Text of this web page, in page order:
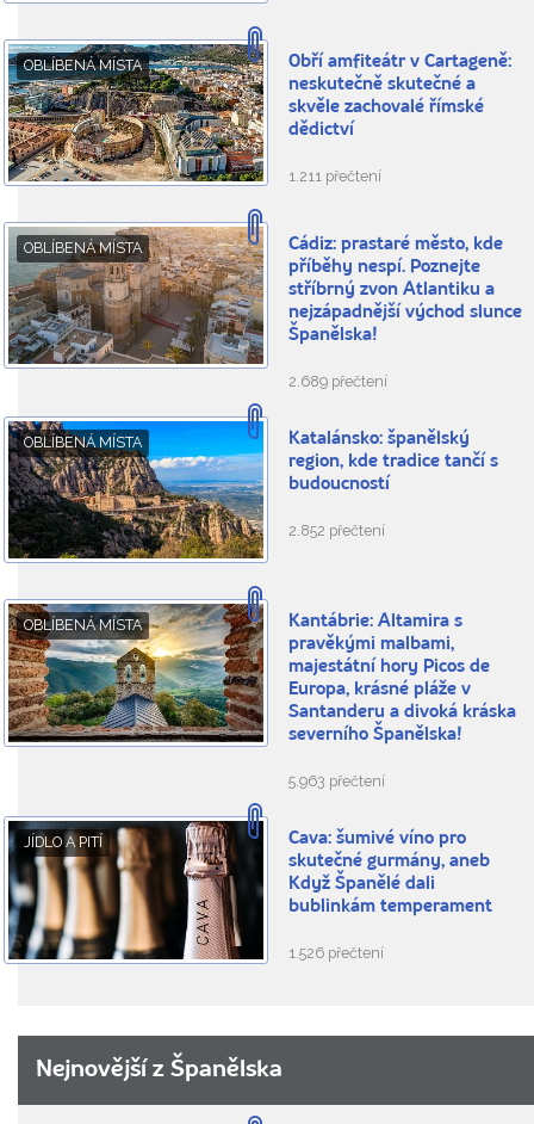
OBLÍBENÁ MÍSTA
Obří amfiteátr v Cartageně:
neskutečně skutečné a
skvěle zachovalé římské
dědictví
1.211 přečtení
OBLÍBENÁ MÍSTA
Cádiz: prastaré město, kde
příběhy nespí. Poznejte
stříbrný zvon Atlantiku a
nejzápadnější východ slunce
Španělska!
2.689 přečtení
OBLÍBENÁ MÍSTA
Katalánsko: španělský
region, kde tradice tančí s
budoucností
2.852 přečtení
OBLÍBENÁ MÍSTA
Kantábrie: Altamira s
pravěkými malbami,
majestátní hory Picos de
Europa, krásné pláže v
Santanderu a divoká kráska
severního Španělska!
5.963 přečtení
JÍDLO A PITÍ
Cava: šumivé víno pro
skutečné gurmány, aneb
Když Španělé dali
bublinkám temperament
1.526 přečtení
Nejnovější z Španělska